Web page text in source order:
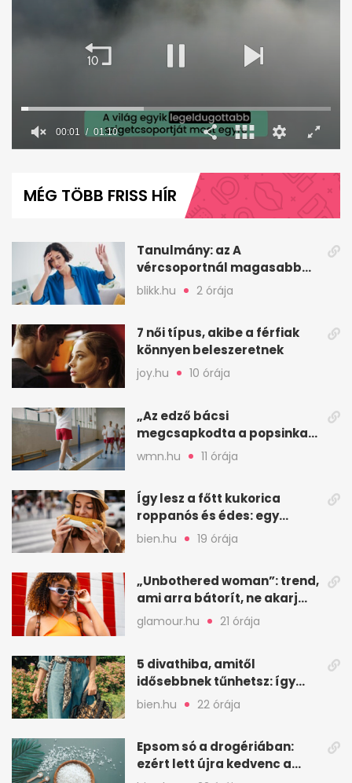
minute,
MÉG TÖBB FRISS HÍR
Tanulmány: az A
vércsoportnál magasabb
lehet a korai sztrók
blikk.hu 2 órája
7 női típus, akibe a férfiak
könnyen beleszeretnek
joy.hu 10 órája
„Az edző bácsi
megcsapkodta a popsinkat”
– Klára nyári táboros
wmn.hu 11 órája
Így lesz a főtt kukorica
roppanós és édes: egy
zöldséges trükkje
bien.hu 19 órája
„Unbothered woman”: trend,
ami arra bátorít, ne akarj
mindenkinek megfelelni
glamour.hu 21 órája
5 divathiba, amitől
idősebbnek tűnhetsz: így
frissíts a megjelenéseden
bien.hu 22 órája
Epsom só a drogériában:
ezért lett újra kedvenc a